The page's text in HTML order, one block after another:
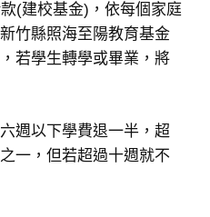
(建校基金)，依每個家庭
竹縣照海至陽教育基金
若學生轉學或畢業，將
週以下學費退一半，超
一，但若超過十週就不